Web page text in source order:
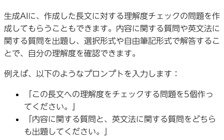
生成AIに、作成した長文に対する理解度チェックの問題を作
成してもらうこともできます。内容に関する質問や英文法に
関する質問を出題し、選択形式や自由筆記形式で解答するこ
とで、自分の理解度を確認できます。
例えば、以下のようなプロンプトを入力します：
「この長文への理解度をチェックする問題を5個作っ
てください。」
「内容に関する質問と、英文法に関する質問をどちら
も出題してください。」